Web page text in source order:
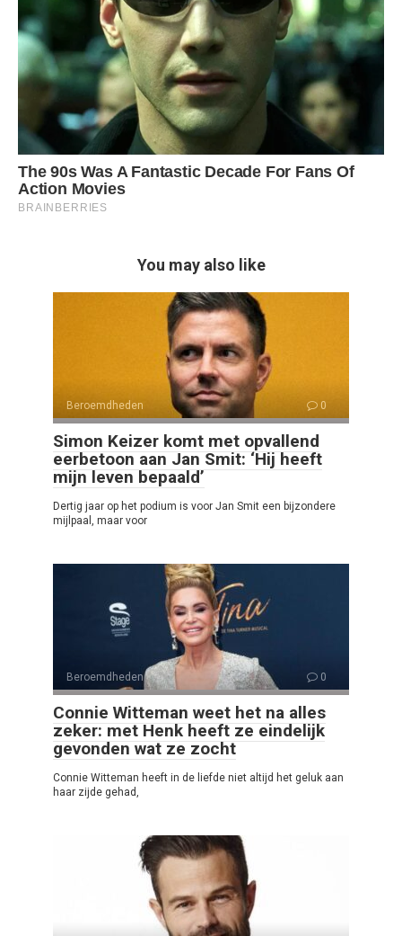
You may also like
Beroemdheden 0
Simon Keizer komt met opvallend
eerbetoon aan Jan Smit: ‘Hij heeft
mijn leven bepaald’
Dertig jaar op het podium is voor Jan Smit een bijzondere
mijlpaal, maar voor
Beroemdheden 0
Connie Witteman weet het na alles
zeker: met Henk heeft ze eindelijk
gevonden wat ze zocht
Connie Witteman heeft in de liefde niet altijd het geluk aan
haar zijde gehad,